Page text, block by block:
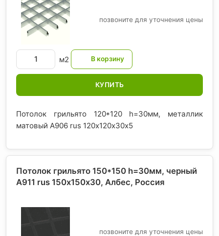
позвоните для уточнения цены
м2
КУПИТЬ
Потолок грильято 120*120 h=30мм, металлик
матовый А906 rus 120х120х30х5
Потолок грильято 150*150 h=30мм, черный
A911 rus 150х150х30, Албес, Россия
позвоните для уточнения цены